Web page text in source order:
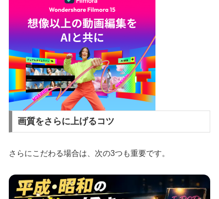
画質をさらに上げるコツ
さらにこだわる場合は、次の3つも重要です。